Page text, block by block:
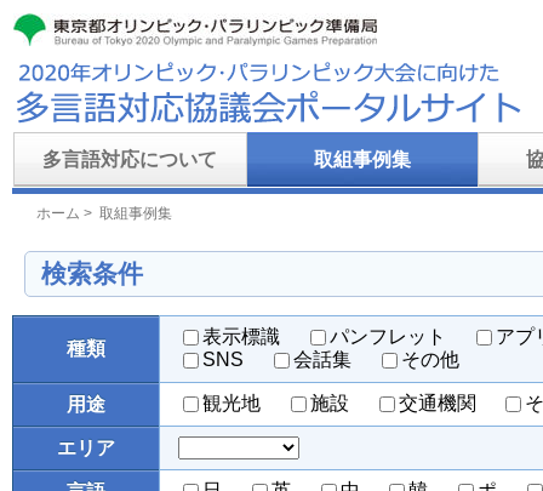
多言語対応について 取組事例集
ホーム > 取組事例集
検索条件
種類
表示標識 パンフレット
アプ
SNS
会話集 その他
用途 観光地 施設 交通機関
エリア